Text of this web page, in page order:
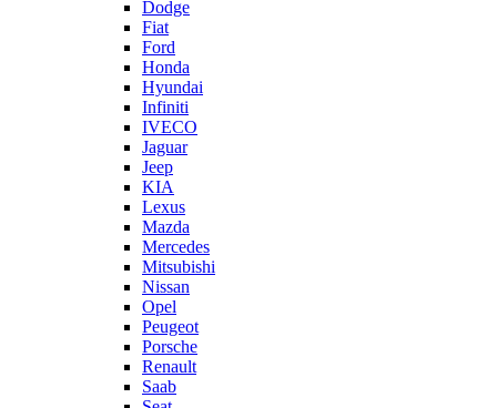
Dodge
Fiat
Ford
Honda
Hyundai
Infiniti
IVECO
Jaguar
Jeep
KIA
Lexus
Mazda
Mercedes
Mitsubishi
Nissan
Opel
Peugeot
Porsche
Renault
Saab